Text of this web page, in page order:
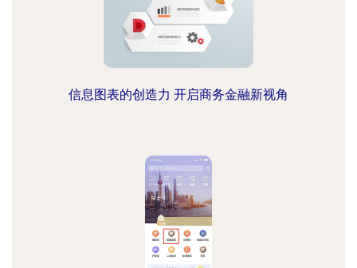
信息图表的创造力 开启商务金融新视角